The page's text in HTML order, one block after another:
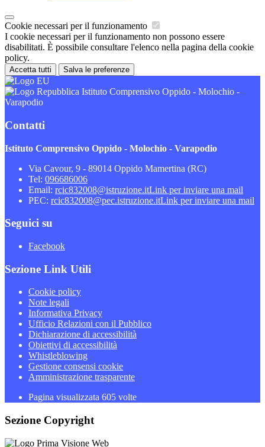
Cookie necessari per il funzionamento
I cookie necessari per il funzionamento non possono essere
disabilitati. È possibile consultare l'elenco nella pagina della cookie
policy.
Accetta tutti Salva le preferenze
Istituto Comprensivo Oppido - Molochio -
Varapodio
Contatti
Istituto Comprensivo Oppido - Molochio - Varapodio
Via Cavour, 9 - 89014 Oppido Mamertina (RC)
Tel: 096686006
Email: rcic832008@istruzione.itLink per inviare una mail
PEC: rcic832008@pec.istruzione.itLink per inviare una mail
Seguici su
Facebook
Sezione Link Utili
Cookie policy
Note legali
Informativa Privacy
Ufficio Relazioni con il Pubblico
Dichiarazione di accessibilità
Obiettivi di accessibilità
Whistleblowing
Gestione consensi cookie
Amministrazione trasparente
Pagina visualizzata 605 volte
Sezione Copyright